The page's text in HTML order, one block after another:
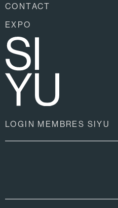
CONTACT
EXPO
LOGIN MEMBRES SIYU